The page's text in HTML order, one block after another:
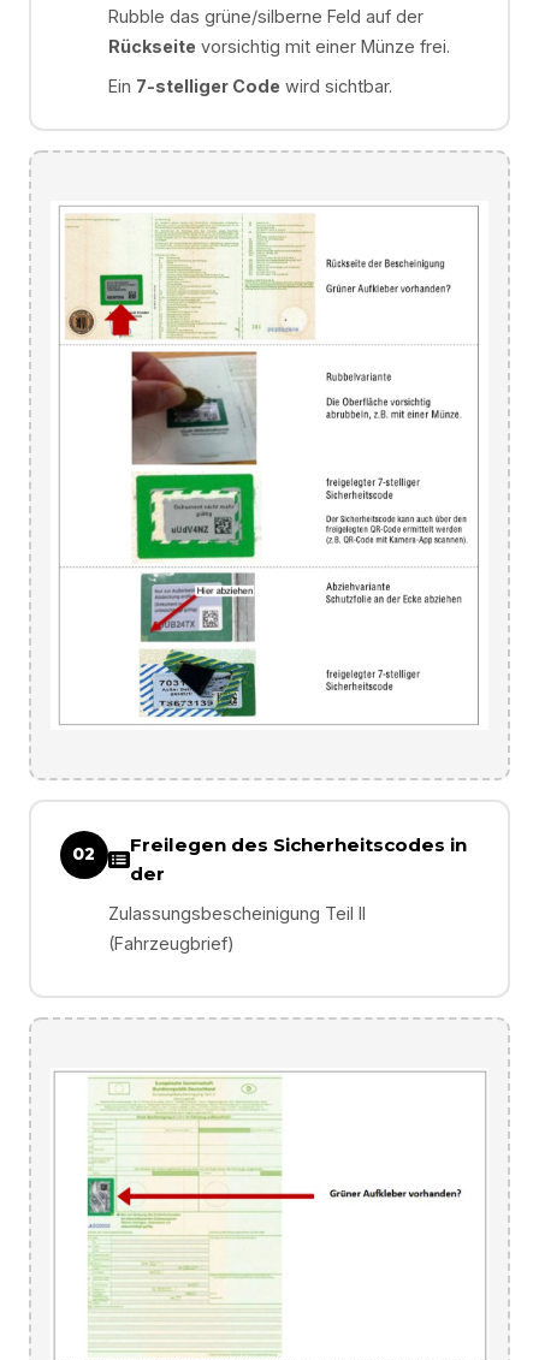
Rubble das grüne/silberne Feld auf der
Rückseite vorsichtig mit einer Münze frei.
Ein 7-stelliger Code wird sichtbar.
02
Freilegen des Sicherheitscodes in
der
Zulassungsbescheinigung Teil II
(Fahrzeugbrief)